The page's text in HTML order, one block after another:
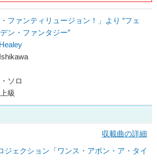
・ファンティリュージョン！」より “フェ
ン・ファンタジー”
ソロ
級
収載曲の詳細
ジェクション「ワンス・アポン・ア・タイ